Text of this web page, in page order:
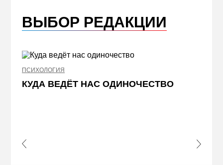
ВЫБОР РЕДАКЦИИ
ПСИХОЛОГИЯ
КУДА ВЕДЁТ НАС ОДИНОЧЕСТВО
Slide
Next